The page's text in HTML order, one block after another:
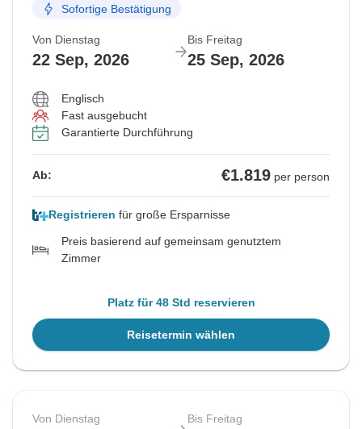
Sofortige Bestätigung
Von Dienstag
22 Sep, 2026
Bis Freitag
25 Sep, 2026
Englisch
Fast ausgebucht
Garantierte Durchführung
Ab: €1.819 per person
Registrieren für große Ersparnisse
Preis basierend auf gemeinsam genutztem
Zimmer
Platz für 48 Std reservieren
Reisetermin wählen
Von Dienstag Bis Freitag